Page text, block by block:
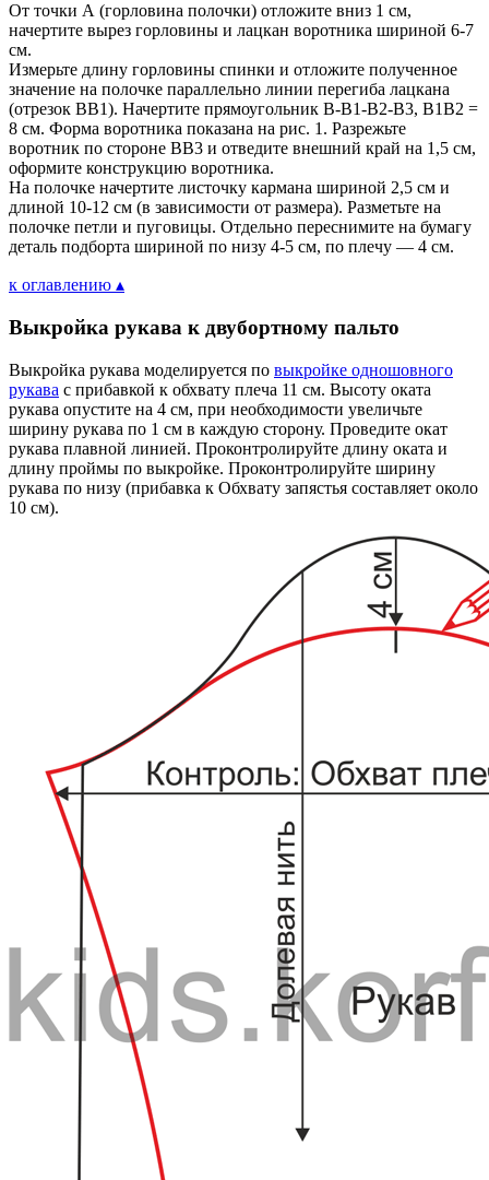
От точки А (горловина полочки) отложите вниз 1 см,
начертите вырез горловины и лацкан воротника шириной 6-7
см.
Измерьте длину горловины спинки и отложите полученное
значение на полочке параллельно линии перегиба лацкана
(отрезок ВВ1). Начертите прямоугольник В-В1-В2-В3, В1В2 =
8 см. Форма воротника показана на рис. 1. Разрежьте
воротник по стороне ВВ3 и отведите внешний край на 1,5 см,
оформите конструкцию воротника.
На полочке начертите листочку кармана шириной 2,5 см и
длиной 10-12 см (в зависимости от размера). Разметьте на
полочке петли и пуговицы. Отдельно переснимите на бумагу
деталь подборта шириной по низу 4-5 см, по плечу — 4 см.
к оглавлению ▴
Выкройка рукава к двубортному пальто
Выкройка рукава моделируется по выкройке одношовного
рукава с прибавкой к обхвату плеча 11 см. Высоту оката
рукава опустите на 4 см, при необходимости увеличьте
ширину рукава по 1 см в каждую сторону. Проведите окат
рукава плавной линией. Проконтролируйте длину оката и
длину проймы по выкройке. Проконтролируйте ширину
рукава по низу (прибавка к Обхвату запястья составляет около
10 см).